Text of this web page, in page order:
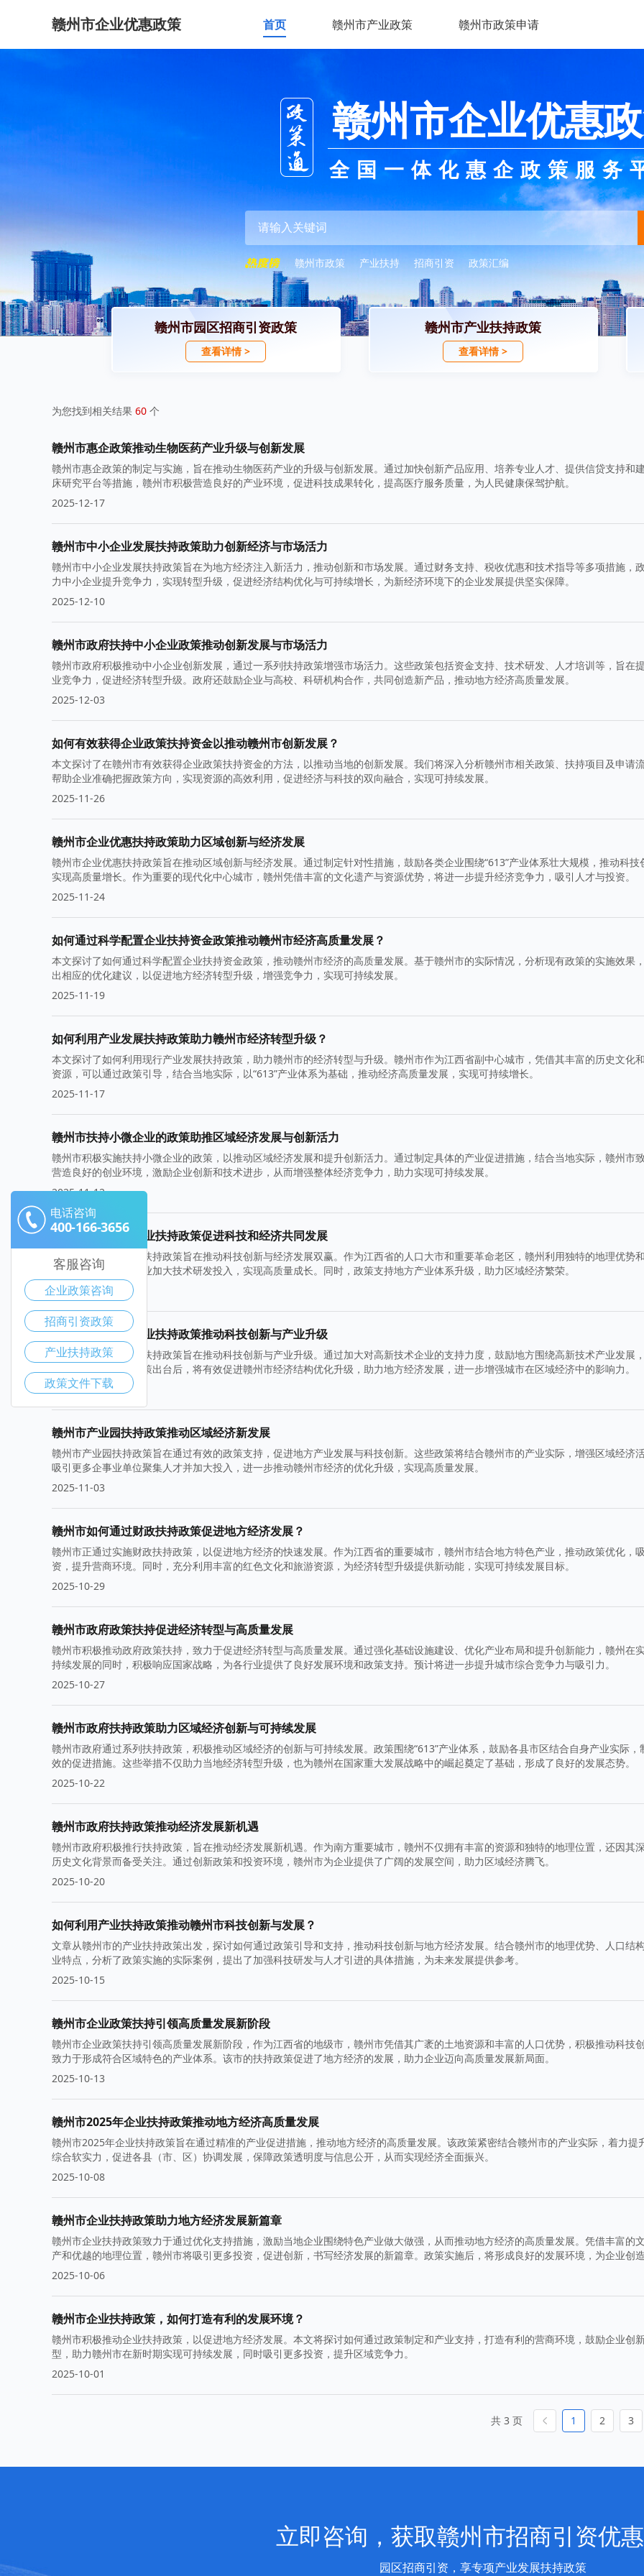
赣州市企业优惠政策 首页 赣州市产业政策 赣州市政策申请
赣州市企业优惠
全国一体化惠企政策服务
赣州市政策 产业扶持 招商引资 政策汇编
赣州市园区招商引资政策
查看详情 >
赣州市产业扶持政策
查看详情 >
为您找到相关结果 60 个
赣州市惠企政策推动生物医药产业升级与创新发展
赣州市惠企政策的制定与实施，旨在推动生物医药产业的升级与创新发展。通过加快创新产品应用、培养专业人才、提供信贷支持和
床研究平台等措施，赣州市积极营造良好的产业环境，促进科技成果转化，提高医疗服务质量，为人民健康保驾护航。
2025-12-17
赣州市中小企业发展扶持政策助力创新经济与市场活力
赣州市中小企业发展扶持政策旨在为地方经济注入新活力，推动创新和市场发展。通过财务支持、税收优惠和技术指导等多项措施，
力中小企业提升竞争力，实现转型升级，促进经济结构优化与可持续增长，为新经济环境下的企业发展提供坚实保障。
2025-12-10
赣州市政府扶持中小企业政策推动创新发展与市场活力
赣州市政府积极推动中小企业创新发展，通过一系列扶持政策增强市场活力。这些政策包括资金支持、技术研发、人才培训等，旨在
业竞争力，促进经济转型升级。政府还鼓励企业与高校、科研机构合作，共同创造新产品，推动地方经济高质量发展。
2025-12-03
如何有效获得企业政策扶持资金以推动赣州市创新发展？
本文探讨了在赣州市有效获得企业政策扶持资金的方法，以推动当地的创新发展。我们将深入分析赣州市相关政策、扶持项目及申请流
帮助企业准确把握政策方向，实现资源的高效利用，促进经济与科技的双向融合，实现可持续发展。
2025-11-26
赣州市企业优惠扶持政策助力区域创新与经济发展
赣州市企业优惠扶持政策旨在推动区域创新与经济发展。通过制定针对性措施，鼓励各类企业围绕“613”产业体系壮大规模，推动科技
实现高质量增长。作为重要的现代化中心城市，赣州凭借丰富的文化遗产与资源优势，将进一步提升经济竞争力，吸引人才与投资。
2025-11-24
如何通过科学配置企业扶持资金政策推动赣州市经济高质量发展？
本文探讨了如何通过科学配置企业扶持资金政策，推动赣州市经济的高质量发展。基于赣州市的实际情况，分析现有政策的实施效果
出相应的优化建议，以促进地方经济转型升级，增强竞争力，实现可持续发展。
2025-11-19
如何利用产业发展扶持政策助力赣州市经济转型升级？
本文探讨了如何利用现行产业发展扶持政策，助力赣州市的经济转型与升级。赣州市作为江西省副中心城市，凭借其丰富的历史文化
资源，可以通过政策引导，结合当地实际，以“613”产业体系为基础，推动经济高质量发展，实现可持续增长。
2025-11-17
赣州市扶持小微企业的政策助推区域经济发展与创新活力
赣州市积极实施扶持小微企业的政策，以推动区域经济发展和提升创新活力。通过制定具体的产业促进措施，结合当地实际，赣州市
营造良好的创业环境，激励企业创新和技术进步，从而增强整体经济竞争力，助力实现可持续发展。
2025-11-12
赣州市高新技术企业扶持政策促进科技和经济共同发展
赣州市高新技术企业扶持政策旨在推动科技创新与经济发展双赢。作为江西省的人口大市和重要革命老区，赣州利用独特的地理优势
的文化背景，鼓励企业加大技术研发投入，实现高质量成长。同时，政策支持地方产业体系升级，助力区域经济繁荣。
2025-11-10
赣州市高新技术企业扶持政策推动科技创新与产业升级
赣州市高新技术企业扶持政策旨在推动科技创新与产业升级。通过加大对高新技术企业的支持力度，鼓励地方围绕高新技术产业发展
产业核心竞争力。政策出台后，将有效促进赣州市经济结构优化升级，助力地方经济发展，进一步增强城市在区域经济中的影响力。
2025-11-05
赣州市产业园扶持政策推动区域经济新发展
赣州市产业园扶持政策旨在通过有效的政策支持，促进地方产业发展与科技创新。这些政策将结合赣州市的产业实际，增强区域经济活
吸引更多企事业单位聚集人才并加大投入，进一步推动赣州市经济的优化升级，实现高质量发展。
2025-11-03
赣州市如何通过财政扶持政策促进地方经济发展？
赣州市正通过实施财政扶持政策，以促进地方经济的快速发展。作为江西省的重要城市，赣州市结合地方特色产业，推动政策优化，
资，提升营商环境。同时，充分利用丰富的红色文化和旅游资源，为经济转型升级提供新动能，实现可持续发展目标。
2025-10-29
赣州市政府政策扶持促进经济转型与高质量发展
赣州市积极推动政府政策扶持，致力于促进经济转型与高质量发展。通过强化基础设施建设、优化产业布局和提升创新能力，赣州在
持续发展的同时，积极响应国家战略，为各行业提供了良好发展环境和政策支持。预计将进一步提升城市综合竞争力与吸引力。
2025-10-27
赣州市政府扶持政策助力区域经济创新与可持续发展
赣州市政府通过系列扶持政策，积极推动区域经济的创新与可持续发展。政策围绕“613”产业体系，鼓励各县市区结合自身产业实际，
效的促进措施。这些举措不仅助力当地经济转型升级，也为赣州在国家重大发展战略中的崛起奠定了基础，形成了良好的发展态势。
2025-10-22
赣州市政府扶持政策推动经济发展新机遇
赣州市政府积极推行扶持政策，旨在推动经济发展新机遇。作为南方重要城市，赣州不仅拥有丰富的资源和独特的地理位置，还因其
历史文化背景而备受关注。通过创新政策和投资环境，赣州市为企业提供了广阔的发展空间，助力区域经济腾飞。
2025-10-20
如何利用产业扶持政策推动赣州市科技创新与发展？
文章从赣州市的产业扶持政策出发，探讨如何通过政策引导和支持，推动科技创新与地方经济发展。结合赣州市的地理优势、人口结
业特点，分析了政策实施的实际案例，提出了加强科技研发与人才引进的具体措施，为未来发展提供参考。
2025-10-15
赣州市企业政策扶持引领高质量发展新阶段
赣州市企业政策扶持引领高质量发展新阶段，作为江西省的地级市，赣州市凭借其广袤的土地资源和丰富的人口优势，积极推动科技创
致力于形成符合区域特色的产业体系。该市的扶持政策促进了地方经济的发展，助力企业迈向高质量发展新局面。
2025-10-13
赣州市2025年企业扶持政策推动地方经济高质量发展
赣州市2025年企业扶持政策旨在通过精准的产业促进措施，推动地方经济的高质量发展。该政策紧密结合赣州市的产业实际，着力提
综合软实力，促进各县（市、区）协调发展，保障政策透明度与信息公开，从而实现经济全面振兴。
2025-10-08
赣州市企业扶持政策助力地方经济发展新篇章
赣州市企业扶持政策致力于通过优化支持措施，激励当地企业围绕特色产业做大做强，从而推动地方经济的高质量发展。凭借丰富的
产和优越的地理位置，赣州市将吸引更多投资，促进创新，书写经济发展的新篇章。政策实施后，将形成良好的发展环境，为企业创
机遇。
2025-10-06
赣州市企业扶持政策，如何打造有利的发展环境？
赣州市积极推动企业扶持政策，以促进地方经济发展。本文将探讨如何通过政策制定和产业支持，打造有利的营商环境，鼓励企业创
型，助力赣州市在新时期实现可持续发展，同时吸引更多投资，提升区域竞争力。
2025-10-01
共 3 页 1 2 3
电话咨询
400-166-3656
客服咨询
企业政策咨询
招商引资政策
产业扶持政策
政策文件下载
立即咨询，获取赣州市招商引资优
园区招商引资，享专项产业发展扶持政策